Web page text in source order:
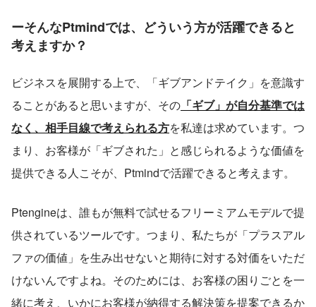
ーそんなPtmindでは、どういう方が活躍できると
考えますか？
ビジネスを展開する上で、「ギブアンドテイク」を意識す
ることがあると思いますが、その 「ギブ」が自分基準では
なく、相手目線で考えられる方を私達は求めています。つ
まり、お客様が「ギブされた」と感じられるような価値を
提供できる人こそが、Ptmindで活躍できると考えます。
Ptengineは、誰もが無料で試せるフリーミアムモデルで提
供されているツールです。つまり、私たちが「プラスアル
ファの価値」を生み出せないと期待に対する対価をいただ
けないんですよね。そのためには、お客様の困りごとを一
緒に考え、いかにお客様が納得する解決策を提案できるか